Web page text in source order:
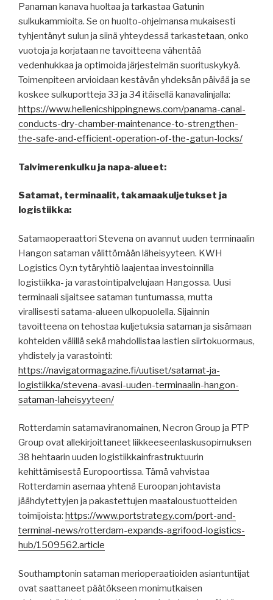
Panaman kanava huoltaa ja tarkastaa Gatunin
sulkukammioita. Se on huolto-ohjelmansa mukaisesti
tyhjentänyt sulun ja siinä yhteydessä tarkastetaan, onko
vuotoja ja korjataan ne tavoitteena vähentää
vedenhukkaa ja optimoida järjestelmän suorituskykyä.
Toimenpiteen arvioidaan kestävän yhdeksän päivää ja se
koskee sulkuportteja 33 ja 34 itäisellä kanavalinjalla:
https://www.hellenicshippingnews.com/panama-canal-
conducts-dry-chamber-maintenance-to-strengthen-
the-safe-and-efficient-operation-of-the-gatun-locks/
Talvimerenkulku ja napa-alueet:
Satamat, terminaalit, takamaakuljetukset ja
logistiikka:
Satamaoperaattori Stevena on avannut uuden terminaalin
Hangon sataman välittömään läheisyyteen. KWH
Logistics Oy:n tytäryhtiö laajentaa investoinnilla
logistiikka- ja varastointipalvelujaan Hangossa. Uusi
terminaali sijaitsee sataman tuntumassa, mutta
virallisesti satama-alueen ulkopuolella. Sijainnin
tavoitteena on tehostaa kuljetuksia sataman ja sisämaan
kohteiden välillä sekä mahdollistaa lastien siirtokuormaus,
yhdistely ja varastointi:
https://navigatormagazine.fi/uutiset/satamat-ja-
logistiikka/stevena-avasi-uuden-terminaalin-hangon-
sataman-laheisyyteen/
Rotterdamin satamaviranomainen, Necron Group ja PTP
Group ovat allekirjoittaneet liikkeeseenlaskusopimuksen
38 hehtaarin uuden logistiikkainfrastruktuurin
kehittämisestä Europoortissa. Tämä vahvistaa
Rotterdamin asemaa yhtenä Euroopan johtavista
jäähdytettyjen ja pakastettujen maataloustuotteiden
toimijoista: https://www.portstrategy.com/port-and-
terminal-news/rotterdam-expands-agrifood-logistics-
hub/1509562.article
Southamptonin sataman merioperaatioiden asiantuntijat
ovat saattaneet päätökseen monimutkaisen